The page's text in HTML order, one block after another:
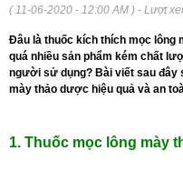
( 11-06-2020 - 12:00 AM ) - Lượt
Đâu là thuốc kích thích mọc lông
quá nhiều sản phẩm kém chất
người sử dụng? Bài viết sau đây
mày thảo dược hiệu quả và an
1. Thuốc mọc lông mày